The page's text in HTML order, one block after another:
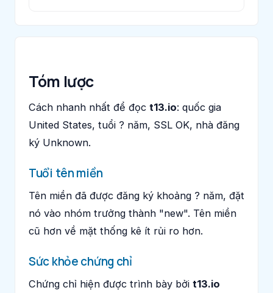
Tóm lược
Cách nhanh nhất để đọc t13.io: quốc gia
United States, tuổi ? năm, SSL OK, nhà đăng
ký Unknown.
Tuổi tên miền
Tên miền đã được đăng ký khoảng ? năm, đặt
nó vào nhóm trưởng thành "new". Tên miền
cũ hơn về mặt thống kê ít rủi ro hơn.
Sức khỏe chứng chỉ
Chứng chỉ hiện được trình bày bởi t13.io